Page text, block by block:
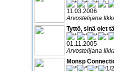
11.03.2006
Arvostelijana
Tyttö, sinä olet
01.11.2005
Arvostelijana
Monsp